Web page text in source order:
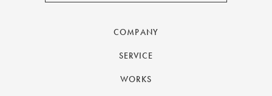
COMPANY
SERVICE
WORKS